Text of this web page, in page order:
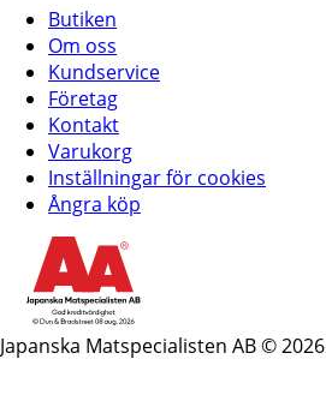
Butiken
Om oss
Kundservice
Företag
Kontakt
Varukorg
Inställningar för cookies
Ångra köp
Japanska Matspecialisten AB © 2026